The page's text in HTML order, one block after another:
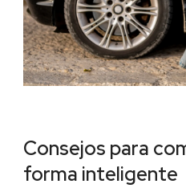
Consejos para
forma inteligente